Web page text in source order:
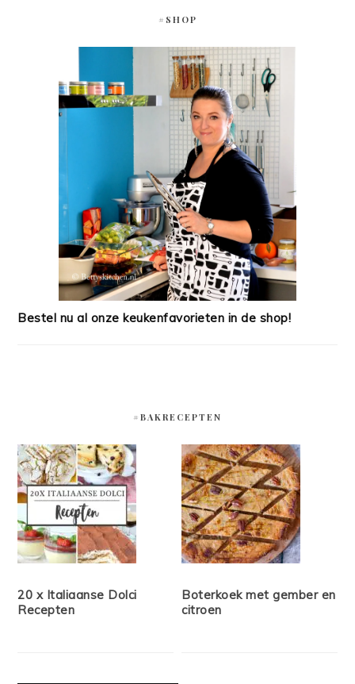
#SHOP
Bestel nu al onze keukenfavorieten in de shop!
#BAKRECEPTEN
20 x Italiaanse Dolci
Recepten
Boterkoek met gember en
citroen